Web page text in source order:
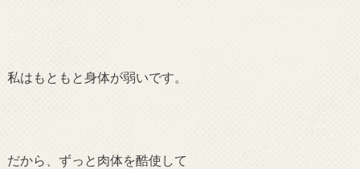
私はもともと身体が弱いです。
だから、ずっと肉体を酷使して